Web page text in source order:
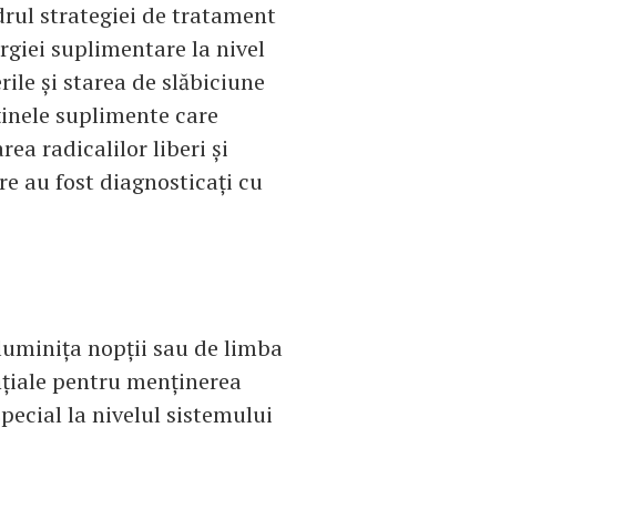
strategiei de tratament
suplimentare la nivel
și starea de slăbiciune
suplimente care
radicalilor liberi și
au fost diagnosticați cu
nopții sau de limba
pentru menținerea
la nivelul sistemului